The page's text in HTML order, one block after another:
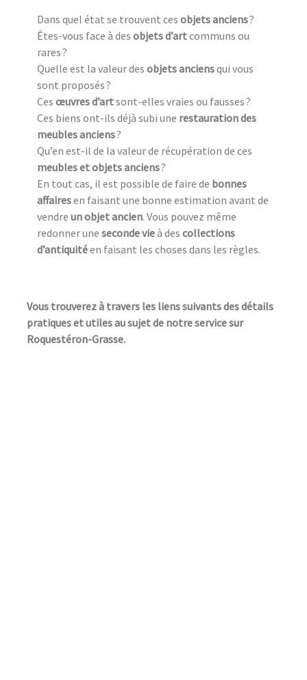
Dans quel état se trouvent ces objets anciens?
Êtes-vous face à des objets d’artcommuns ou
rares ?
Quelle est la valeur des objets anciensqui vous
sont proposés ?
Ces œuvres d’artsont-elles vraies ou fausses ?
Ces biens ont-ils déjà subi une restauration des
meubles anciens?
Qu’en est-il de la valeur de récupération de ces
meubles et objets anciens?
En tout cas, il est possible de faire de bonnes
affairesen faisant une bonne estimation avant de
vendre un objet ancien. Vous pouvez même
redonner une seconde vieà des collections
d’antiquitéen faisant les choses dans les règles.
Vous trouverez à travers les liens suivants des détails
pratiques et utiles au sujet de notre service sur
Roquestéron-Grasse.